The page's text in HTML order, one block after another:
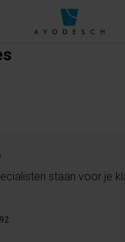
staan voor je